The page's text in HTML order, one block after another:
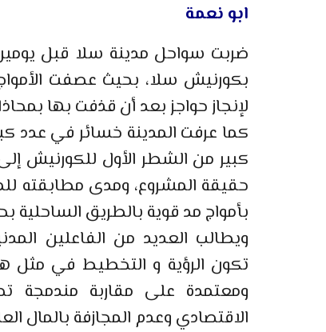
ابو نعمة
بكورنيش سلا، بحيث عصفت
لإنجاز حواجز بعد أن قذفت بها
كما عرفت المدينة خسائر في عدد
كبير من الشطر الأول للكورنيش
حقيقة المشروع، ومدى مطابقته
بأمواج مد قوية بالطريق
ويطالب العديد من الفاعلين
ومعتمدة على مقاربة مندمجة
الاقتصادي وعدم المجازفة بالمال